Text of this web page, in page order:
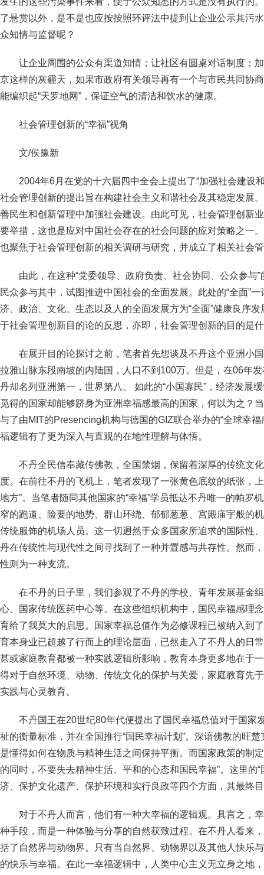
了悬赏以外，是不是也应按按照环评法中提到让企业公示其污
众知情与监督呢？
让企业周围的公众有渠道知情；让社区有圆桌对话制度；
京这样的灰霾天，如果市政府有关领导再有一个与市民共同协
能编织起“天罗地网”，保证空气的清洁和饮水的健康。
社会管理创新的“幸福”视角
文/侯豫新
2004年6月在党的十六届四中全会上提出了“加强社会建设
社会管理创新的提出旨在构建社会主义和谐社会及其稳定发展
善民生和创新管理中加强社会建设。由此可见，社会管理创新
要举措，这也是应对中国社会存在的社会问题的应对策略之一
也聚焦于社会管理创新的相关调研与研究，并成立了相关社会
由此，在这种“党委领导、政府负责、社会协同、公众参与
民众参与其中，试图推进中国社会的全面发展。此处的“全面”
济、政治、文化、生态以及人的全面发展方为“全面”健康良序
于社会管理创新目的论的反思，亦即，社会管理创新的目的是
在展开目的论探讨之前，笔者首先想谈及不丹这个亚洲小
拉雅山脉东段南坡的内陆国，人口不到100万。但是，在06年
丹却名列亚洲第一，世界第八。 如此的“小国寡民”，经济发展
觅得的国家却能够跻身为亚洲幸福感最高的国家，何以为之？
与了由MIT的Presencing机构与德国的GIZ联合举办的“全球幸福
福逻辑有了更为深入与直观的在地性理解与体悟。
不丹全民信奉藏传佛教，全国禁烟，保留着深厚的传统文
度。在前往不丹的飞机上，笔者发现了一张黄色底纹的纸张，
地方”。当笔者随同其他国家的“幸福”学员抵达不丹唯一的帕罗
窄的跑道、险要的地势、群山环绕、郁郁葱葱、宫殿庙宇般的
传统服饰的机场人员。这一切迥然于众多国家所追求的国际性
丹在传统性与现代性之间寻找到了一种并置感与共存性。然而
性则为一种支流。
在不丹的日子里，我们参观了不丹的学校、青年发展基金
心、国家传统医药中心等。在这些组织机构中，国民幸福感理
育给了我莫大的启思。国家幸福总值作为必修课程已被纳入到
育本身业已超越了行而上的理论层面，已然走入了不丹人的日
甚或家庭教育都被一种实践逻辑所影响，教育本身更多地在于
得对于自然环境、动物、传统文化的保护与关爱，家庭教育先
实践与心灵教育。
不丹国王在20世纪80年代便提出了国民幸福总值对于国家
祉的衡量标准，并在全国推行“国民幸福计划”。深谙佛教的旺
是懂得如何在物质与精神生活之间保持平衡。而国家政策的制
的同时，不要失去精神生活、平和的心态和国民幸福”。这里的
济、保护文化遗产、保护环境和实行良政等四个方面，其最终
对于不丹人而言，他们有一种大幸福的逻辑观。具言之，
种手段，而是一种体验与分享的自然获致过程。在不丹人看来
括了自然界与动物界。只有当自然界、动物界以及其他人快乐
的快乐与幸福。在此一幸福逻辑中，人类中心主义无立身之地